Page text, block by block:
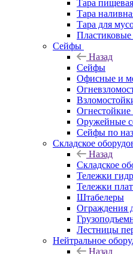
Тара пищевая
Тара
Тара для
Сейфы
Назад
Сейфы
Офисные и
Оружейные
Сейфы по
Складское
Назад
Складское
Тележки
Тележки
Штабелеры
Ограждения
Лестницы
Нейтральное
Назад